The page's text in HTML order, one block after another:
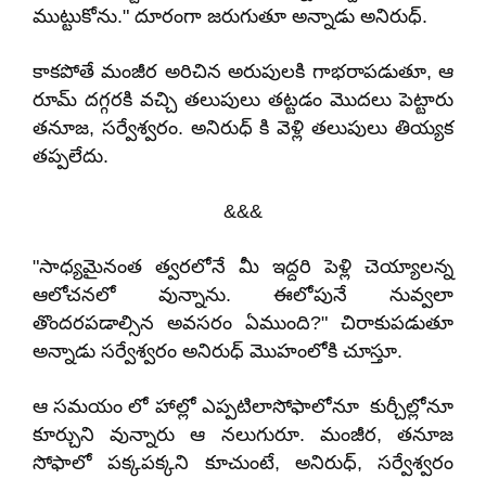
ముట్టుకోను." దూరంగా జరుగుతూ అన్నాడు అనిరుధ్.
కాకపోతే మంజీర అరిచిన అరుపులకి గాభరాపడుతూ, ఆ
రూమ్ దగ్గరకి వచ్చి తలుపులు తట్టడం మొదలు పెట్టారు
తనూజ, సర్వేశ్వరం. అనిరుధ్ కి వెళ్లి తలుపులు తియ్యక
తప్పలేదు.
&&&
"సాధ్యమైనంత త్వరలోనే మీ ఇద్దరి పెళ్లి చెయ్యాలన్న
ఆలోచనలో వున్నాను. ఈలోపునే నువ్వలా
తొందరపడాల్సిన అవసరం ఏముంది?" చిరాకుపడుతూ
అన్నాడు సర్వేశ్వరం అనిరుధ్ మొహంలోకి చూస్తూ.
ఆ సమయం లో హాల్లో ఎప్పటిలాసోఫాలోనూ కుర్చీల్లోనూ
కూర్చుని వున్నారు ఆ నలుగురూ. మంజీర, తనూజ
సోఫాలో పక్కపక్కని కూచుంటే, అనిరుధ్, సర్వేశ్వరం